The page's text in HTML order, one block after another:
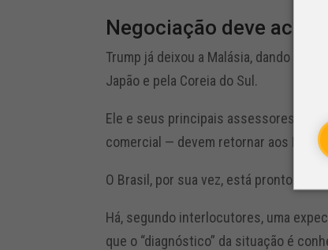
Negociação deve
Trump já deixou a Malásia, dando
Japão e pela Coreia do Sul.
Ele e seus principais assessores —
comercial — devem retornar aos
O Brasil, por sua vez, está pronto para
Há, segundo interlocutores, uma
que o “diagnóstico” da situação é